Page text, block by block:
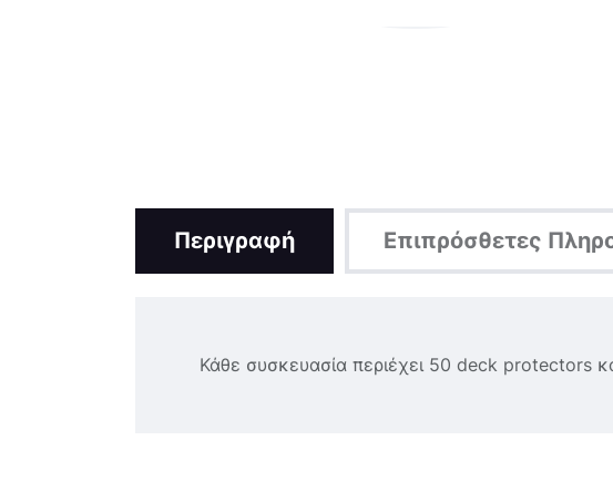
Περιγραφή Επιπρόσθετες
Κάθε συσκευασία περιέχει 50 deck protectors